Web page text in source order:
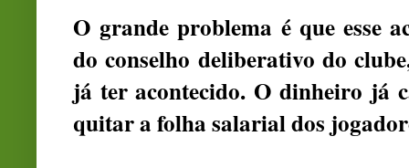
O grande problema é que esse
do conselho deliberativo do
já ter acontecido. O dinheiro já
quitar a folha salarial dos